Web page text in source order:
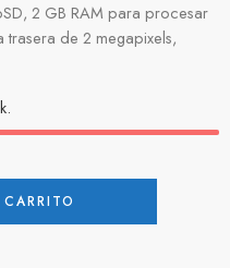
2 GB RAM para procesar
trasera de 2 megapixels,